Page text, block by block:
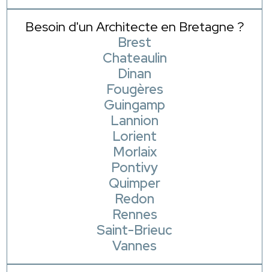
Besoin d'un Architecte en Bretagne ?
Brest
Chateaulin
Dinan
Fougères
Guingamp
Lannion
Lorient
Morlaix
Pontivy
Quimper
Redon
Rennes
Saint-Brieuc
Vannes